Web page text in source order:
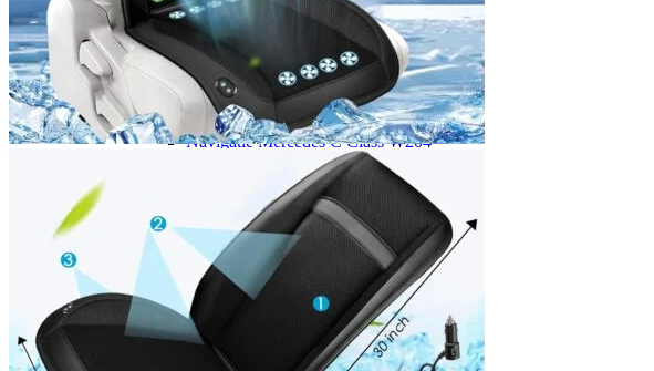
Navigație Ford Focus MK3
Navigație Ford Mondeo MK3
Navigație Ford Mondeo MK4
Navigație Ford Transit
Mercedes
Navigație Mercedes C Class W203
Navigație Mercedes C Class W204
Navigație Mercedes W203
Navigație Mercedes W204
Navigație Mercedes W211
Navigație Mercedes Sprinter
Passat
Navigație Passat B5
Navigație Passat B5 5
Navigație Passat B6
Navigație Passat B7
Navigație Passat B8
Navigație Passat CC